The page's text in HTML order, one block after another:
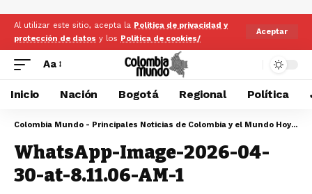
Al utilizar este sitio, acepta la Politica de privacidad y
protección de datos y los Politica de cookies/
Aceptar
Aa
Inicio Nación Bogotá Regional Política
Colombia Mundo - Principales Noticias de Colombia y el Mundo Hoy
>
WhatsApp-Image-2026-04-
30-at-8.11.06-AM-1